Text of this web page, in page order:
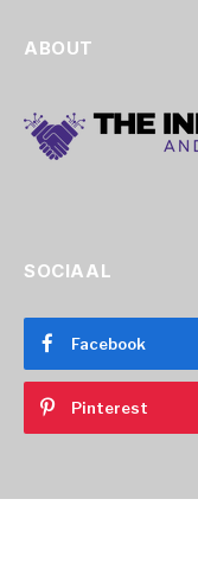
ABOUT
SOCIAAL
Facebook
Pinterest